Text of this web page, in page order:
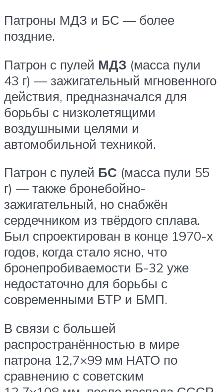
Патроны МДЗ и БС — более
поздние.
Патрон с пулей МДЗ (масса пули
43 г) — зажигательный мгновенного
действия, предназначался для
борьбы с низколетящими
воздушными целями и
автомобильной техникой.
Патрон с пулей БС (масса пули 55
г) — также бронебойно-
зажигательный, но снабжён
сердечником из твёрдого сплава.
Был спроектирован в конце 1970-х
годов, когда стало ясно, что
бронепробиваемости Б-32 уже
недостаточно для борьбы с
современными БТР и БМП.
В связи с большей
распространённостью в мире
патрона 12,7×99 мм НАТО по
сравнению с советским